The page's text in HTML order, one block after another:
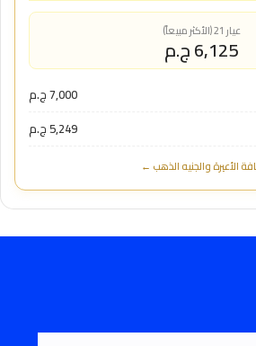
عيار 21 (الأكثر مبيعاً)
6,125 ج.م
7,000 ج.م
5,249 ج.م
الأعيرة والجنيه الذهب ←